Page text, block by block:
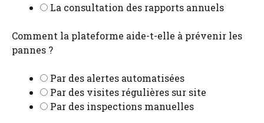
La consultation des rapports annuels
Comment la plateforme aide-t-elle à prévenir les
pannes ?
Par des alertes automatisées
Par des visites régulières sur site
Par des inspections manuelles